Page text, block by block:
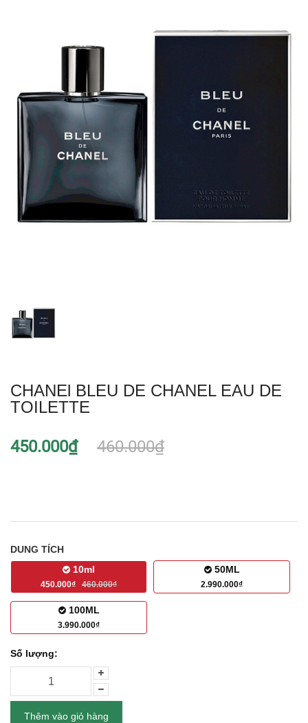
CHANEl BLEU DE CHANEL EAU DE
TOILETTE
450.000₫ 460.000₫
DUNG TÍCH
10ml
450.000₫ 460.000₫
50ML
2.990.000₫
100ML
3.990.000₫
Số lượng:
Thêm vào giỏ hàng